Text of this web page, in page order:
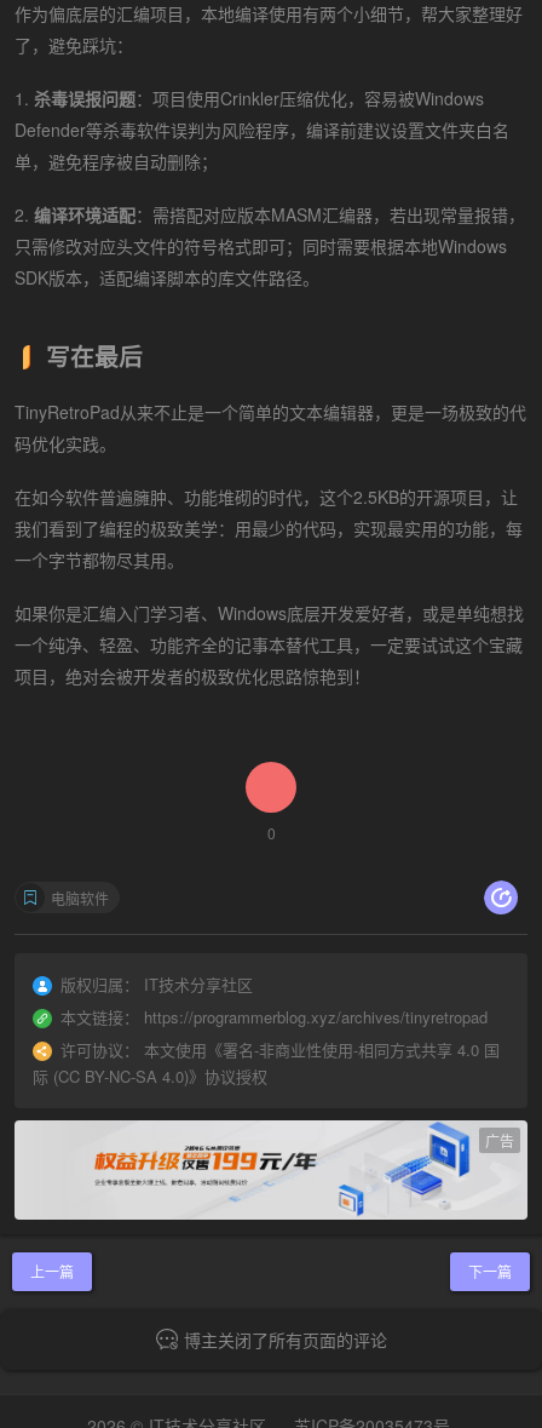
作为偏底层的汇编项目，本地编译使用有两个小细节，帮大家整理好
了，避免踩坑：
1. 杀毒误报问题：项目使用Crinkler压缩优化，容易被Windows
Defender等杀毒软件误判为风险程序，编译前建议设置文件夹白名
单，避免程序被自动删除；
2. 编译环境适配：需搭配对应版本MASM汇编器，若出现常量报错，
只需修改对应头文件的符号格式即可；同时需要根据本地Windows
SDK版本，适配编译脚本的库文件路径。
写在最后
TinyRetroPad从来不止是一个简单的文本编辑器，更是一场极致的代
码优化实践。
在如今软件普遍臃肿、功能堆砌的时代，这个2.5KB的开源项目，让
我们看到了编程的极致美学：用最少的代码，实现最实用的功能，每
一个字节都物尽其用。
如果你是汇编入门学习者、Windows底层开发爱好者，或是单纯想找
一个纯净、轻盈、功能齐全的记事本替代工具，一定要试试这个宝藏
项目，绝对会被开发者的极致优化思路惊艳到！
0
电脑软件
版权归属：
IT技术分享社区
本文链接：
https://programmerblog.xyz/archives/tinyretropad
许可协议：
本文使用《署名-非商业性使用-相同方式共享 4.0 国
际 (CC BY-NC-SA 4.0)》协议授权
广告
上一篇 下一篇
博主关闭了所有页面的评论